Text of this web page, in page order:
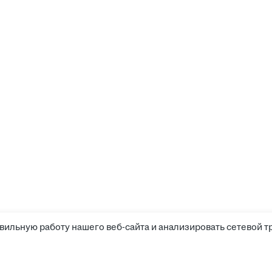
работу нашего веб-сайта и анализировать сетевой